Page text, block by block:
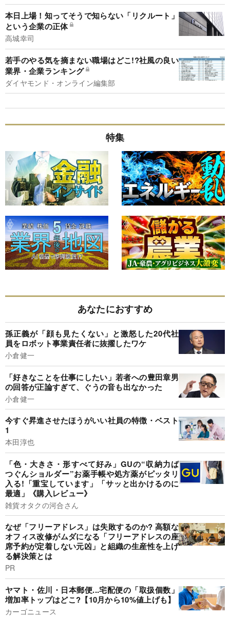
本日上場！知ってそうで知らない「リクルート」
という企業の正体
高城幸司
若手のやる気を摘まない職場はどこ!?社風の良い
業界・企業ランキング
ダイヤモンド・オンライン編集部
特集
あなたにおすすめ
孫正義が「顔も見たくない」と激怒した20代社
員をロボット事業責任者に抜擢したワケ
小倉健一
「好きなことを仕事にしたい」若者への豊田章男
の回答が正論すぎて、ぐうの音も出なかった
小倉健一
今すぐ昇進させたほうがいい社員の特徴・ベスト
1
本田淳也
「色・大きさ・形すべて好み」GUの“収納力ば
つぐんショルダー”お薬手帳や処方薬がピッタリ
入る!「重宝しています」「サッと出かけるのに
最適」《購入レビュー》
雑貨オタクの河合さん
なぜ「フリーアドレス」は失敗するのか? 高額な
オフィス改修がムダになる「フリーアドレスの座
席予約が定着しない元凶」と組織の生産性を上げ
る解決策とは
PR
ヤマト・佐川・日本郵便...宅配便の「取扱個数」
増加率トップはどこ?【10月から10%値上げも】
カーゴニュース